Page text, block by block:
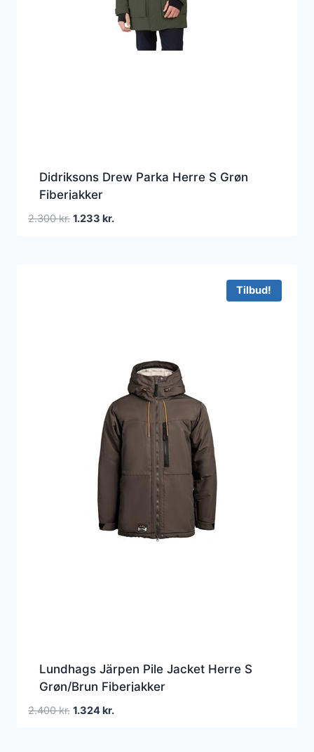
Didriksons Drew Parka Herre S Grøn
Fiberjakker
2.300kr. Den
1.233 kr.Den
Tilbud!
Lundhags Järpen Pile Jacket Herre S
Grøn/Brun Fiberjakker
2.400kr. Den
1.324kr.Den